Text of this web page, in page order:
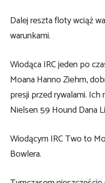
Dalej reszta floty wciąż
warunkami.
Wiodąca IRC jeden po
Moana Hanno Ziehm,
presji przed rywalami.
Nielsen 59 Hound Dana
Wiodącym IRC Two to
Bowlera.